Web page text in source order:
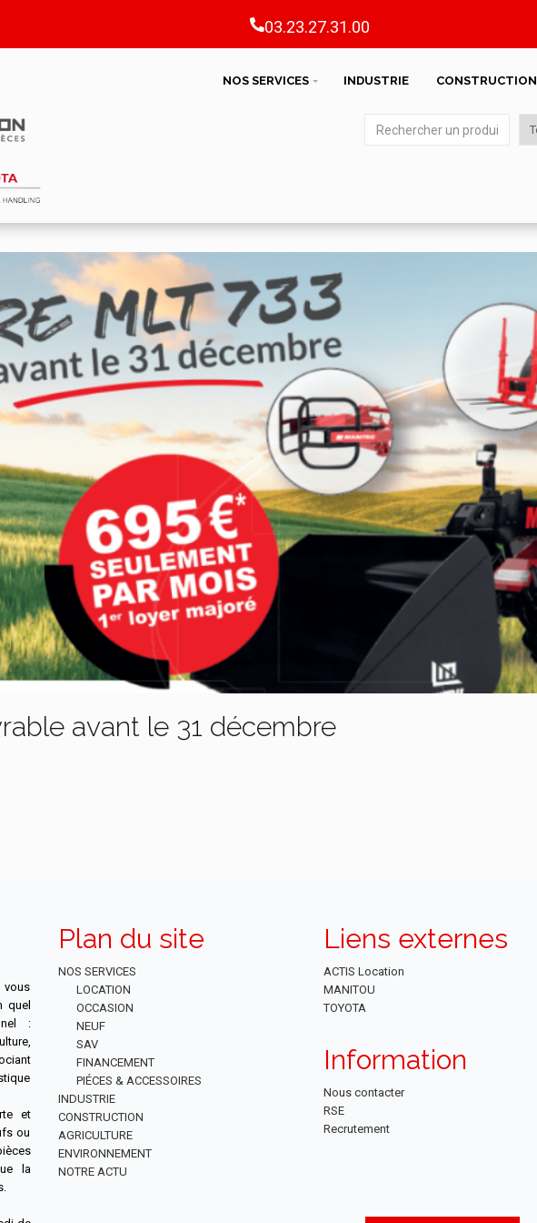
03.23.27.31.00
NOS SERVICES INDUSTRIE CONSTRUCTION
avant le 31 décembre
quel
:
et
ou
la
Plan du site
NOS SERVICES
LOCATION
OCCASION
NEUF
SAV
FINANCEMENT
PIÉCES & ACCESSOIRES
INDUSTRIE
CONSTRUCTION
AGRICULTURE
ENVIRONNEMENT
NOTRE ACTU
Liens externes
ACTIS Location
MANITOU
TOYOTA
Information
Nous contacter
RSE
Recrutement